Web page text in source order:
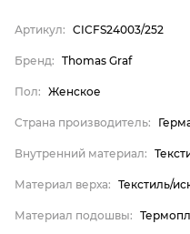
Внутренний материал
Материал верха
Материал подошвы
Материал стельки
Артикул: CICFS24003/252
Бренд: Thomas Graf
Пол: Женское
Страна производитель:
Внутренний материал:
Материал верха: Текстиль/
Материал подошвы: